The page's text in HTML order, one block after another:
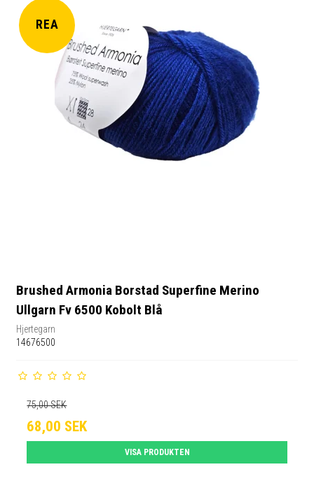
REA
Brushed Armonia Borstad Superfine Merino
Ullgarn Fv 6500 Kobolt Blå
Hjertegarn
14676500
75,00 SEK
68,00 SEK
VISA PRODUKTEN